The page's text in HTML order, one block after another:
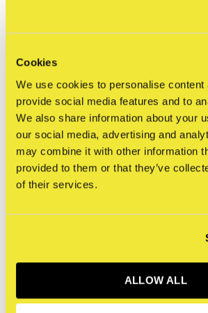
Cookies
We use cookies to personalise content
provide social media features and to
We also share information about your
our social media, advertising and
may combine it with other information
provided to them or that they’ve
of their services.
ALLOW ALL
artists. Hoe dan ook is dit een boek
van street art zijn hart aan kan ophalen.
Specificaties
Engels
Bindwijze
Paperback
Afmeting
241 x 167 mm
Aantal pagina's
332
Eerste verschijning
2025
ISBN
0/ 5